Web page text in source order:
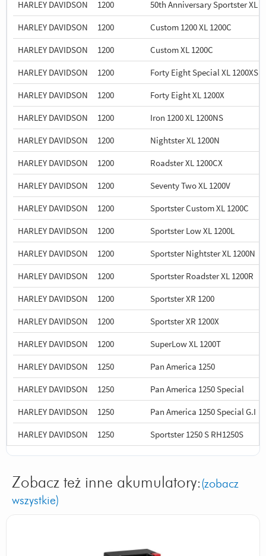
HARLEY DAVIDSON 1200
50th Anniversary Sportster XL
HARLEY DAVIDSON
1200
Custom 1200 XL 1200C
HARLEY DAVIDSON
1200
Custom XL 1200C
HARLEY DAVIDSON
1200
Forty Eight Special XL 1200XS
HARLEY DAVIDSON
1200
Forty Eight XL 1200X
HARLEY DAVIDSON
1200
Iron 1200 XL 1200NS
HARLEY DAVIDSON
1200
Nightster XL 1200N
HARLEY DAVIDSON
1200
Roadster XL 1200CX
HARLEY DAVIDSON
1200
Seventy Two XL 1200V
HARLEY DAVIDSON
1200
Sportster Custom XL 1200C
HARLEY DAVIDSON
1200
Sportster Low XL 1200L
HARLEY DAVIDSON
1200
Sportster Nightster XL 1200N
HARLEY DAVIDSON
1200
Sportster Roadster XL 1200R
HARLEY DAVIDSON
1200
Sportster XR 1200
HARLEY DAVIDSON
1200
Sportster XR 1200X
HARLEY DAVIDSON
1200
SuperLow XL 1200T
HARLEY DAVIDSON
1250
Pan America 1250
HARLEY DAVIDSON
1250
Pan America 1250 Special
HARLEY DAVIDSON
1250
Pan America 1250 Special G.I
HARLEY DAVIDSON
1250 Sportster 1250 S RH1250S
Zobacz też inne akumulatory:(zobacz
wszystkie)